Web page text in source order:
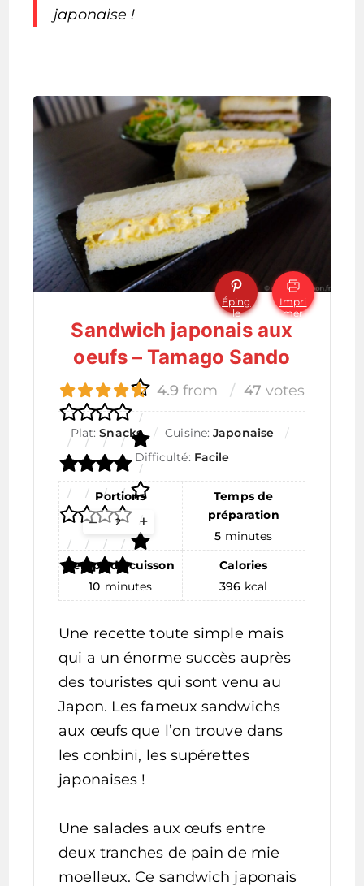
japonaise !
Éping
le
Impri
mer
Sandwich japonais aux
oeufs – Tamago Sando
4.9 from 47 votes
Plat:Snacks Cuisine:Japonaise
Difficulté: Facile
Portions
Adjust
servings
+
–
Temps de
préparation
5 minutes
Temps de cuisson
10 minutes
Calories
396 kcal
Une recette toute simple mais
qui a un énorme succès auprès
des touristes qui sont venu au
Japon. Les fameux sandwichs
aux œufs que l’on trouve dans
les conbini, les supérettes
japonaises !
Une salades aux œufs entre
deux tranches de pain de mie
moelleux. Ce sandwich japonais